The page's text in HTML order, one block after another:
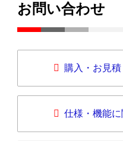
お問い合わせ
購入・お見
仕様・機能